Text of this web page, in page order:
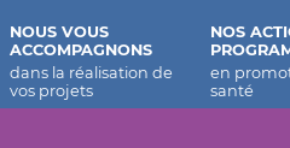
NOUS VOUS
ACCOMPAGNONS
NOS